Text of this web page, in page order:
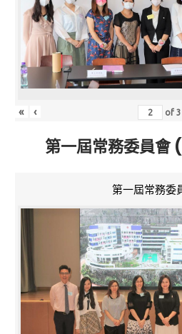
« ‹ of3
第一屆常務委員
第一屆常務委